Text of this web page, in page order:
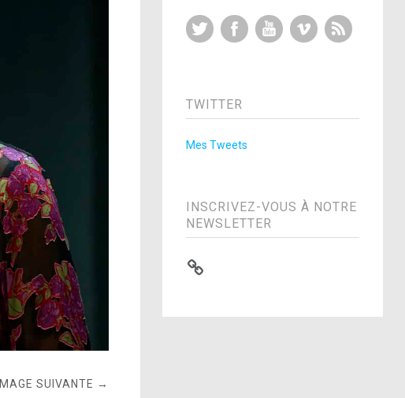
IMAGE SUIVANTE →
Twitter FacebookYouTubeVimeo
TWITTER
Mes Tweets
INSCRIVEZ-VOUS À NOTRE
NEWSLETTER